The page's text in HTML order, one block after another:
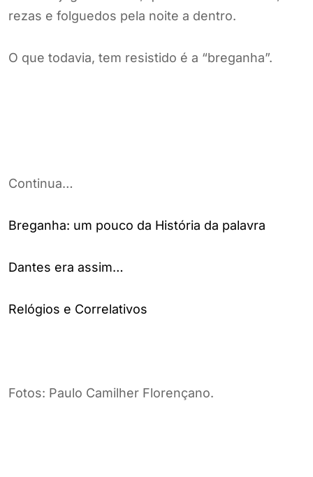
rezas e folguedos pela noite a dentro.
O que todavia, tem resistido é a “breganha”.
Continua…
Breganha: um pouco da História da palavra
Dantes era assim…
Relógios e Correlativos
Fotos: Paulo Camilher Florençano.